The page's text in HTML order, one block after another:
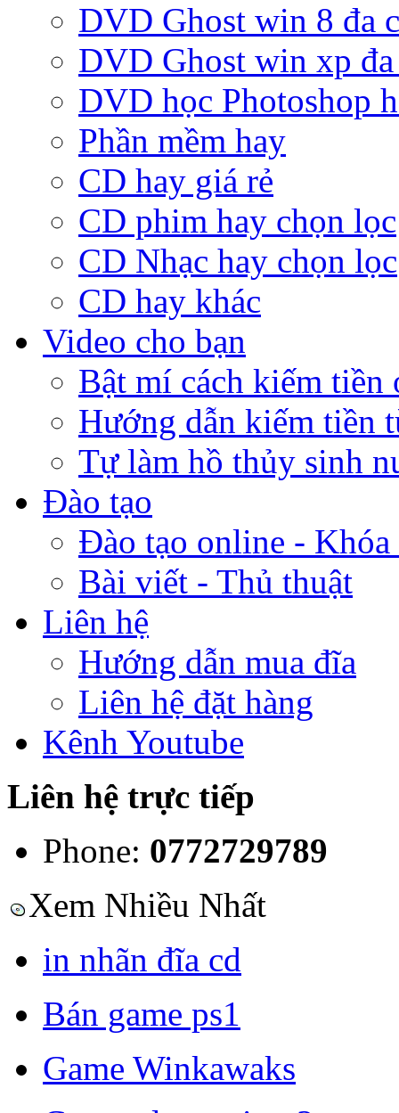
DVD Ghost win 8 đa
DVD Ghost win xp
DVD học Photoshop
Phần mềm hay
CD hay giá rẻ
CD phim hay chọn lọc
CD Nhạc hay chọn lọc
CD hay khác
Video cho bạn
Bật mí cách kiếm tiền
Hướng dẫn kiếm tiền
Tự làm hồ thủy sinh
Đào tạo
Đào tạo online -
Bài viết - Thủ thuật
Liên hệ
Hướng dẫn mua đĩa
Liên hệ đặt hàng
Kênh Youtube
Liên hệ trực tiếp
Phone: 0772729789
Xem Nhiều Nhất
in nhãn đĩa cd
Bán game ps1
Game Winkawaks